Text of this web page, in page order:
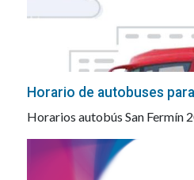
Horario de autobuses
Horarios autobús San Fermín